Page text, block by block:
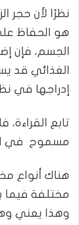
نظرًا لأن حجر
هو الحفاظ
الجسم، فإن
الغذائي قد
إدراجها في
تابع القراءة،
مسموح في
هناك أنواع
مختلفة فيما
وهذا يعني